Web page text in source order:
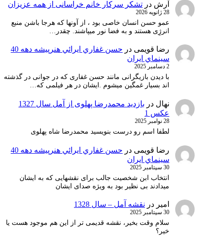
آرش در تشکر سرکار خانم خراسانی از همه عزیزان
28 ژانویه 2026
عمو حسن انسان خاصی بود ، از آونها که هرجا باشن منبع
انرژِی هستند و به فضا نور میپاشند. چقدر…
رضا قویمی در
حسن غفاري ايرائي هنرپيشه دهه 40
سينماي ايران
2 دسامبر 2025
با دیدن بازیگرانی مانند حسن غفاری که در جوانی در گذشته
اند بسیار غمگین میشوم .ایشان در هر فیلمی که…
نهال در
بازدید محمدرضا پهلوی از آمل سال 1327
عکس 1
28 نوامبر 2025
لطفا اسم رو درست بنویسید محمدرضا شاه پهلوی
رضا قویمی در
حسن غفاري ايرائي هنرپيشه دهه 40
سينماي ايران
30 سپتامبر 2025
انتخاب ابن شخصیت جالب برای نقشهایی که به ایشان
میدادند بی نظیر بود به ویژه صدای ایشان
امیر در نقشه آمل – سال 1328
30 سپتامبر 2025
سلام وقت بخیر، نقشه قدیمی تر از این هم موجود هست یا
خیر؟